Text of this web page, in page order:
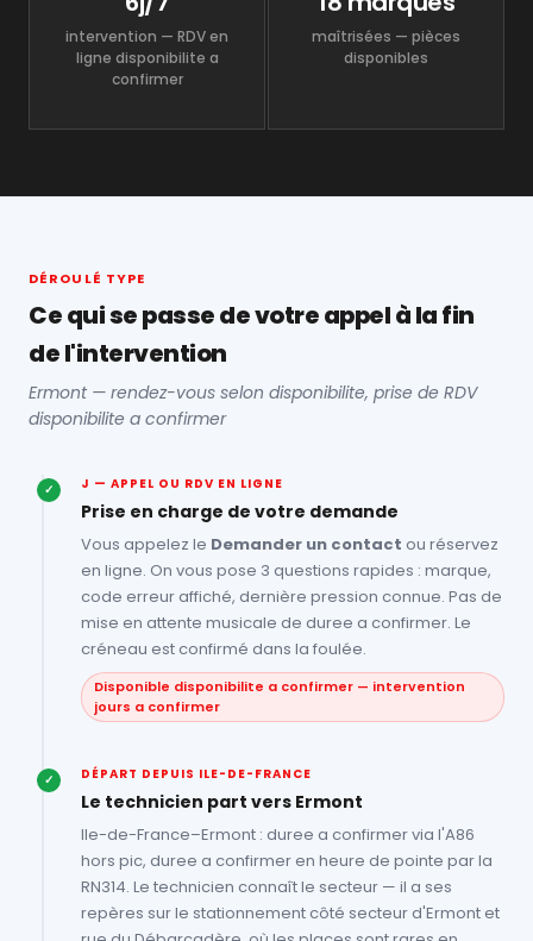
intervention — RDV en
ligne disponibilite a
confirmer
maîtrisées — pièces
disponibles
DÉROULÉ TYPE
Ce qui se passe de votre appel à la fin
de l'intervention
Ermont — rendez-vous selon disponibilite, prise de RDV
disponibilite a confirmer
✓ J — APPEL OU RDV EN LIGNE
Prise en charge de votre demande
Vous appelez le Demander un contact ou réservez
en ligne. On vous pose 3 questions rapides : marque,
code erreur affiché, dernière pression connue. Pas de
mise en attente musicale de duree a confirmer. Le
créneau est confirmé dans la foulée.
Disponible disponibilite a confirmer — intervention
jours a confirmer
✓ DÉPART DEPUIS ILE-DE-FRANCE
Le technicien part vers Ermont
Ile-de-France–Ermont : duree a confirmer via l'A86
hors pic, duree a confirmer en heure de pointe par la
RN314. Le technicien connaît le secteur — il a ses
repères sur le stationnement côté secteur d'Ermont et